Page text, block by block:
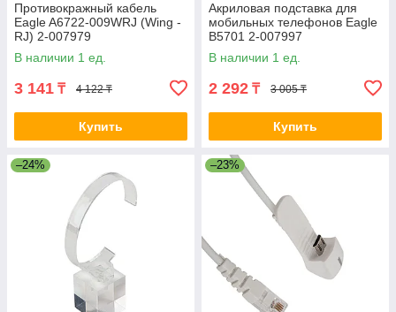
Противокражный кабель
Eagle A6722-009WRJ (Wing -
RJ) 2-007979
В наличии 1 ед.
3 141 ₸ 4 122 ₸
Купить
Акриловая подставка для
мобильных телефонов Eagle
B5701 2-007997
В наличии 1 ед.
2 292 ₸ 3 005 ₸
Купить
–24% –23%